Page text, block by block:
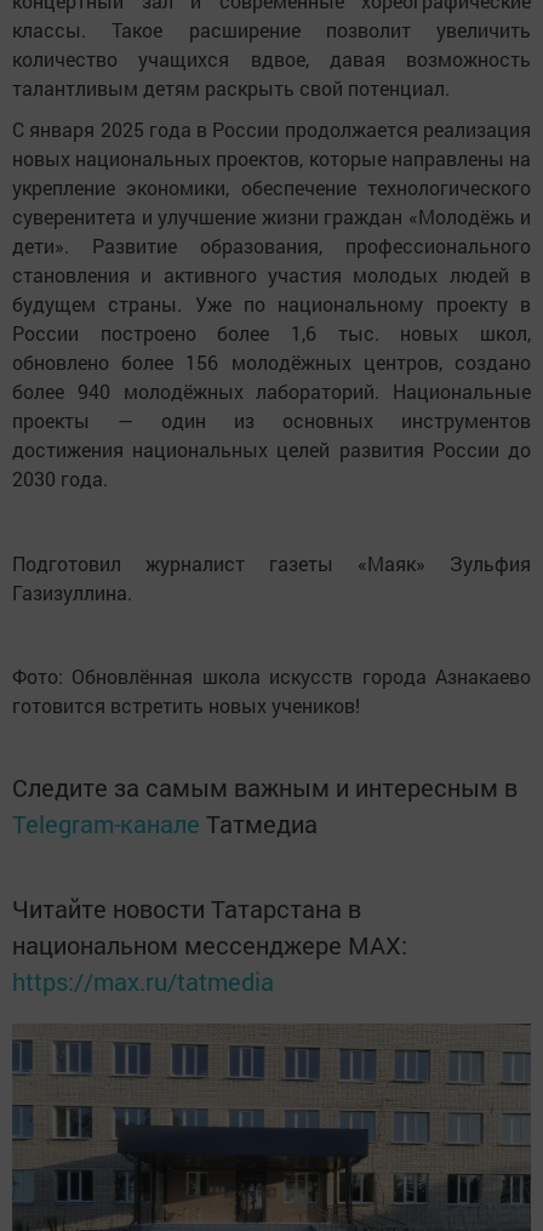
классы. Такое расширение позволит увеличить
количество учащихся вдвое, давая возможность
талантливым детям раскрыть свой потенциал.
С января 2025 года в России продолжается реализация
новых национальных проектов, которые направлены на
укрепление экономики, обеспечение технологического
суверенитета и улучшение жизни граждан «Молодёжь и
дети». Развитие образования, профессионального
становления и активного участия молодых людей в
будущем страны. Уже по национальному проекту в
России построено более 1,6 тыс. новых школ,
обновлено более 156 молодёжных центров, создано
более 940 молодёжных лабораторий. Национальные
проекты — один из основных инструментов
достижения национальных целей развития России до
2030 года.
Подготовил журналист газеты «Маяк» Зульфия
Газизуллина.
Фото: Обновлённая школа искусств города Азнакаево
готовится встретить новых учеников!
Следите за самым важным и интересным в
Telegram-канале Татмедиа
Читайте новости Татарстана в
национальном мессенджере MАХ:
https://max.ru/tatmedia